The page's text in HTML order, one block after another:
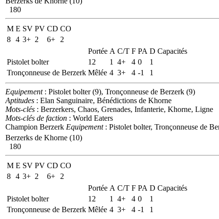
180
M E SV PV CD CO
8 4 3+ 2 6+
2
Portée A C/T F PA D Capacités
Pistolet bolter
12 1 4+ 4 0
1
Tronçonneuse de Berzerk Mêlée 4 3+ 4 -1 1
Equipement: Pistolet bolter (9), Tronçonneuse de Berzerk (9)
Aptitudes : Elan Sanguinaire, Bénédictions de Khorne
Mots-clés : Berzerkers, Chaos, Grenades, Infanterie, Khorne, Ligne
Mots-clés de faction : World Eaters
Champion Berzerk Equipement: Pistolet bolter, Tronçonneuse de
Berzerks de Khorne (10)
180
M E SV PV CD CO
8 4 3+ 2 6+
2
Portée A C/T F PA D Capacités
Pistolet bolter
12 1 4+ 4 0
1
Tronçonneuse de Berzerk Mêlée 4 3+ 4 -1 1